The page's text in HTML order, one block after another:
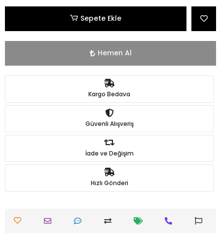
Sepete Ekle
Hemen Al
Kargo Bedava
Güvenli Alışveriş
İade ve Değişim
Hızlı Gönderi